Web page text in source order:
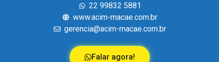
22 99832 5881
www.acim-macae.com.br
gerencia@acim-macae.com.br
Falar agora!